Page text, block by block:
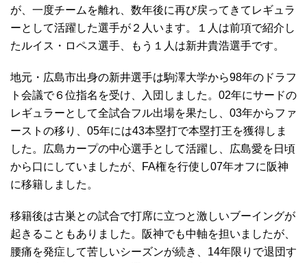
が、一度チームを離れ、数年後に再び戻ってきてレギュラ
ーとして活躍した選手が２人います。１人は前項で紹介し
たルイス・ロペス選手、もう１人は新井貴浩選手です。
地元・広島市出身の新井選手は駒澤大学から98年のドラフ
ト会議で６位指名を受け、入団しました。02年にサードの
レギュラーとして全試合フル出場を果たし、03年からファ
ーストの移り、05年には43本塁打で本塁打王を獲得しま
した。広島カープの中心選手として活躍し、広島愛を日頃
から口にしていましたが、FA権を行使し07年オフに阪神
に移籍しました。
移籍後は古巣との試合で打席に立つと激しいブーイングが
起きることもありました。阪神でも中軸を担いましたが、
腰痛を発症して苦しいシーズンが続き、14年限りで退団す